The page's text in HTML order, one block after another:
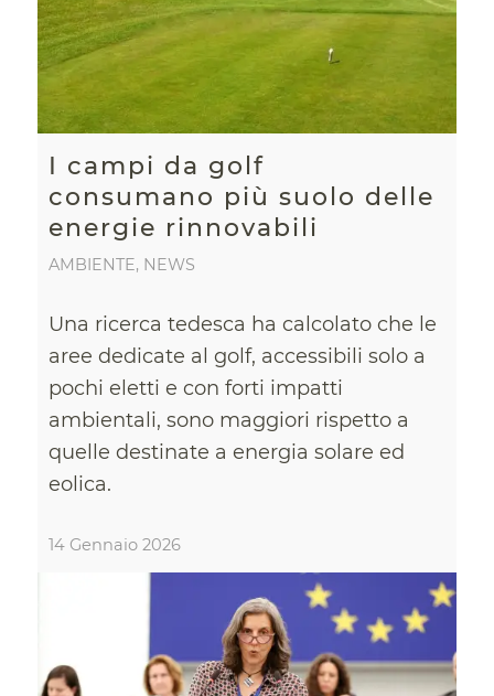
I campi da golf
consumano più suolo delle
energie rinnovabili
AMBIENTE, NEWS
Una ricerca tedesca ha calcolato che le
aree dedicate al golf, accessibili solo a
pochi eletti e con forti impatti
ambientali, sono maggiori rispetto a
quelle destinate a energia solare ed
eolica.
14 Gennaio 2026